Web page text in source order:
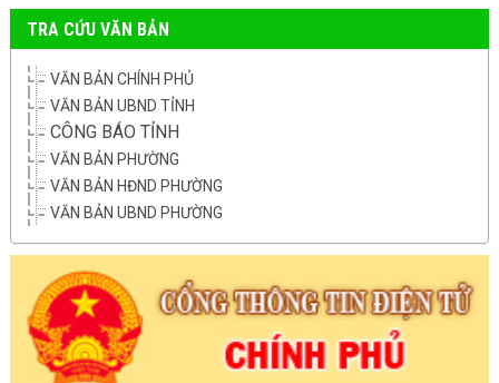
TRA CỨU VĂN BẢN
VĂN BẢN CHÍNH PHỦ
VĂN BẢN UBND TỈNH
CÔNG BÁO TỈNH
VĂN BẢN PHƯỜNG
VĂN BẢN HĐND PHƯỜNG
VĂN BẢN UBND PHƯỜNG